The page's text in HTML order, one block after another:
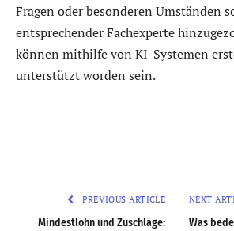
Fragen oder besonderen Umständen
entsprechender Fachexperte
können mithilfe von KI-Systemen
unterstützt worden sein.
PREVIOUS ARTICLE
Mindestlohn und Zuschläge:
NEXT
Was